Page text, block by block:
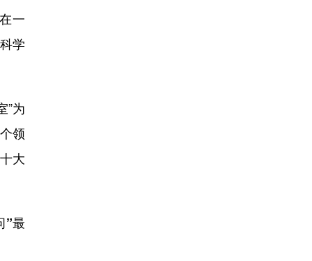
一
学
”为
领
大
”最